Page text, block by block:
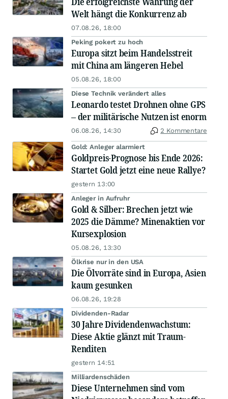
Welt hängt die Konkurrenz ab
07.08.26, 18:00
Peking pokert zu hoch
Europa sitzt beim Handelsstreit
mit China am längeren Hebel
05.08.26, 18:00
Diese Technik verändert alles
Leonardo testet Drohnen ohne GPS
– der militärische Nutzen ist enorm
06.08.26, 14:30 2 Kommentare
Gold: Anleger alarmiert
Goldpreis-Prognose bis Ende 2026:
Startet Gold jetzt eine neue Rallye?
gestern 13:00
Anleger in Aufruhr
Gold & Silber: Brechen jetzt wie
2025 die Dämme? Minenaktien vor
Kursexplosion
05.08.26, 13:30
Ölkrise nur in den USA
Die Ölvorräte sind in Europa, Asien
kaum gesunken
06.08.26, 19:28
Dividenden-Radar
30 Jahre Dividendenwachstum:
Diese Aktie glänzt mit Traum-
Renditen
gestern 14:51
Milliardenschäden
Diese Unternehmen sind vom